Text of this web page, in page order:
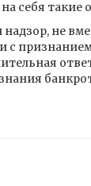
себя такие
не
с